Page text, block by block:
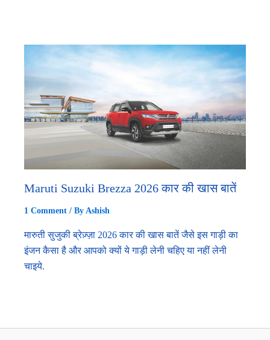
Maruti Suzuki Brezza 2026 कार की खास बातें
1 Comment / By Ashish
मारुती सुजुकी ब्रेज़्ज़ा 2026 कार की खास बातें जैसे इस गाड़ी का
इंजन कैसा है और आपको क्यों ये गाड़ी लेनी चहिए या नहीं लेनी
चाइये.